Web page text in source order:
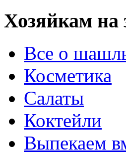
Хозяйкам на
Все о
Косметика
Салаты
Коктейли
Выпекаем